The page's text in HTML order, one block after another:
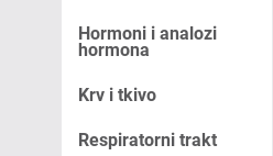
Hormoni i analozi
hormona
Krv i tkivo
Respiratorni trakt